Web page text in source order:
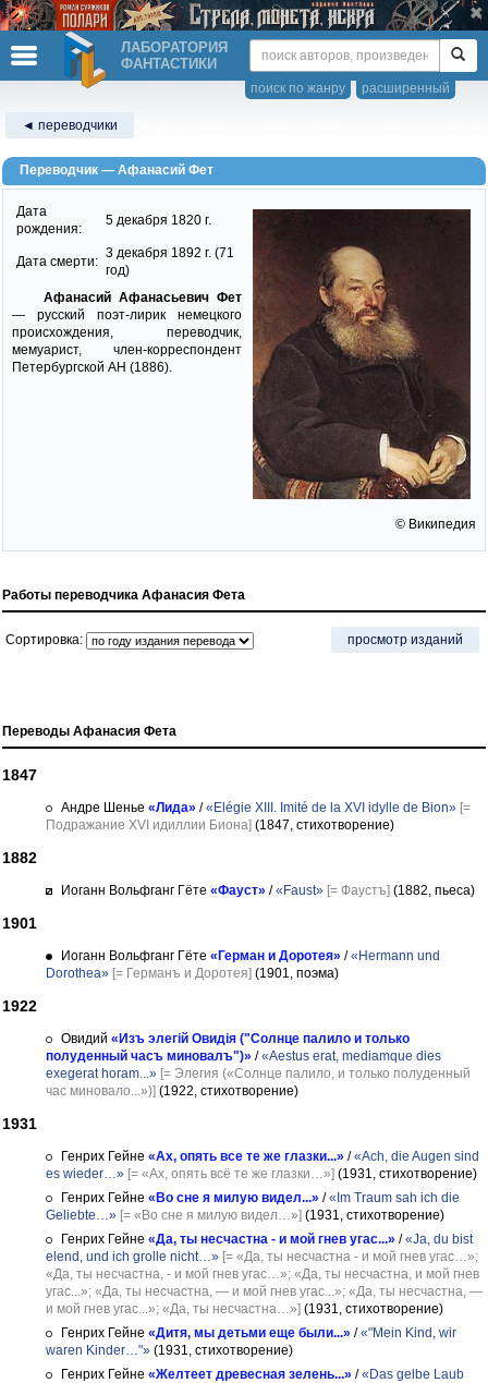
ЛАБОРАТОРИЯ
ФАНТАСТИКИ
расширенный
поиск по жанру
◄ переводчики
Переводчик — Афанасий Фет
Дата
рождения:
5 декабря 1820 г.
Дата смерти:
3 декабря 1892 г. (71
год)
Афанасий Афанасьевич Фет
— русский поэт-лирик немецкого
происхождения, переводчик,
мемуарист, член-корреспондент
Петербургской АН (1886).
© Википедия
Работы переводчика Афанасия Фета
Сортировка: просмотр изданий
Переводы Афанасия Фета
1847
Андре Шенье «Лида» /«Elégie XIII. Imité de la XVI idylle de Bion» [=
Подражание XVI идиллии Биона] (1847, стихотворение)
1882
Иоганн Вольфганг Гёте «Фауст» /«Faust» [= Фаустъ] (1882, пьеса)
1901
Иоганн Вольфганг Гёте «Герман и Доротея» /«Hermann und
Dorothea» [= Германъ и Доротея] (1901, поэма)
1922
Овидий «Изъ элегій Овидія ("Солнце палило и только
полуденный часъ миновалъ")» /«Aestus erat, mediamque dies
exegerat horam...» [= Элегия («Солнце палило, и только полуденный
час миновало...»)] (1922, стихотворение)
1931
Генрих Гейне «Ах, опять все те же глазки...» /«Ach, die Augen sind
es wieder…» [= «Ах, опять всё те же глазки…»] (1931, стихотворение)
Генрих Гейне «Во сне я милую видел...» /«Im Traum sah ich die
Geliebte…» [= «Во сне я милую видел…»] (1931, стихотворение)
Генрих Гейне «Да, ты несчастна - и мой гнев угас...» /«Ja, du bist
elend, und ich grolle nicht…» [= «Да, ты несчастна - и мой гнев угас…»;
«Да, ты несчастна, - и мой гнев угас…»; «Да, ты несчастна, и мой гнев
угас...»; «Да, ты несчастна, — и мой гнев угас...»; «Да, ты несчастна, —
и мой гнев угас...»; «Да, ты несчастна…»] (1931, стихотворение)
Генрих Гейне «Дитя, мы детьми еще были...» /«"Mein Kind, wir
waren Kinder…"» (1931, стихотворение)
Генрих Гейне «Желтеет древесная зелень...» /«Das gelbe Laub